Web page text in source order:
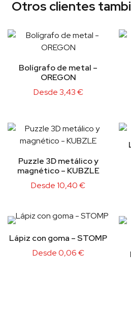
Otros clientes
Bolígrafo de metal –
OREGON
Desde3,43€
Puzzle 3D metálico y
magnético – KUBZLE
Desde10,40€
Lápiz con goma – STOMP
Desde0,06€